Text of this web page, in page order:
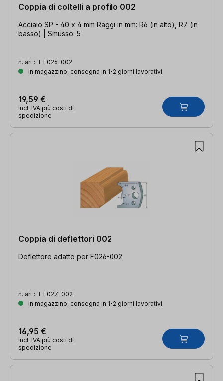
Coppia di coltelli a profilo 002
Acciaio SP - 40 x 4 mm Raggi in mm: R6 (in alto), R7 (in
basso) | Smusso: 5
n. art.: I-F026-002
In magazzino, consegna in 1-2 giorni lavorativi
19,59 €
incl. IVA più costi di
spedizione
Coppia di deflettori 002
Deflettore adatto per F026-002
n. art.: I-F027-002
In magazzino, consegna in 1-2 giorni lavorativi
16,95 €
incl. IVA più costi di
spedizione